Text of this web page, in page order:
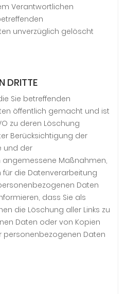
Verantwortlichen
unverzüglich gelöscht
DRITTE
Sie betreffenden
öffentlich gemacht und ist
zu deren Löschung
Berücksichtigung der
und der
Maßnahmen,
die Datenverarbeitung
Daten
dass Sie als
die Löschung aller Links zu
Daten oder von Kopien
personenbezogenen Daten